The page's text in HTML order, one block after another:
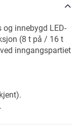
innebygd LED-
(8 t på / 16 t
inngangspartiet